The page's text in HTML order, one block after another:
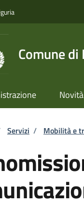
Comune
Novità
di
Servizi / Mobilità e